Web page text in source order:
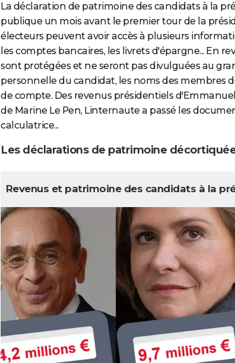
La déclaration de patrimoine des candidats à la
publique un mois avant le premier tour de la
électeurs peuvent avoir accès à plusieurs
les comptes bancaires, les livrets d'épargne... En
sont protégées et ne seront pas divulguées au
personnelle du candidat, les noms des membres
de compte. Des revenus présidentiels
de Marine Le Pen, Linternaute a passé les
calculatrice...
Les déclarations de patrimoine
Revenus et patrimoine des candidats à la